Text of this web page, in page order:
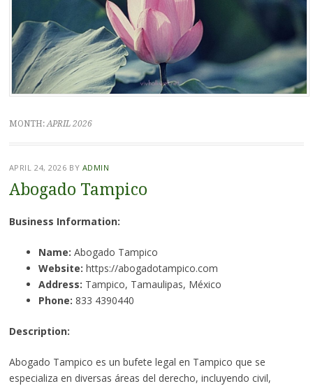
MONTH: APRIL 2026
APRIL 24, 2026 BY ADMIN
Abogado Tampico
Business Information:
Name: Abogado Tampico
Website: https://abogadotampico.com
Address: Tampico, Tamaulipas, México
Phone: 833 4390440
Description:
Abogado Tampico es un bufete legal en Tampico que se
especializa en diversas áreas del derecho, incluyendo civil,